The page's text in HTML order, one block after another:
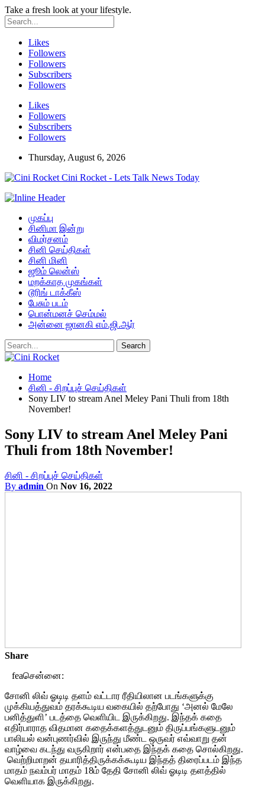
Take a fresh look at your lifestyle.
Likes
Followers
Followers
Subscribers
Followers
Likes
Followers
Subscribers
Followers
Thursday, August 6, 2026
Cini Rocket - Lets Talk News Today
முகப்பு
சினிமா இன்று
விமர்சனம்
சினி செய்திகள்
சினி மினி
ஜூம் லென்ஸ்
மறக்காத முகங்கள்
டூரிங் டாக்கீஸ்
பேசும் படம்
பொன்மனச் செம்மல்
அன்னை ஜானகி எம்.ஜி.ஆர்
Home
சினி - சிறப்புச் செய்திகள்
Sony LIV to stream Anel Meley Pani Thuli from 18th
November!
Sony LIV to stream Anel Meley Pani
Thuli from 18th November!
சினி - சிறப்புச் செய்திகள்
By admin On Nov 16, 2022
Share
feaசென்னை:
சோனி லிவ் ஓடிடி தளம் வட்டார ரீதியிலான படங்களுக்கு
முக்கியத்துவம் தரக்கூடிய வகையில் தற்போது ‘அனல் மேலே
பனித்துளி’ படத்தை வெளியிட இருக்கிறது. இந்தக் கதை
எதிர்பாராத விதமான கதைக்களத்துடனும் திருப்பங்களுடனும்
பாலியல் வன்புணர்வில் இருந்து மீண்ட ஒருவர் எவ்வாறு தன்
வாழ்வை கடந்து வருகிறார் என்பதை இந்தக் கதை சொல்கிறது.
வெற்றிமாறன் தயாரித்திருக்கக்கூடிய இந்தத் திரைப்படம் இந்த
மாதம் நவம்பர் மாதம் 18ம் தேதி சோனி லிவ் ஓடிடி தளத்தில்
வெளியாக இருக்கிறது.